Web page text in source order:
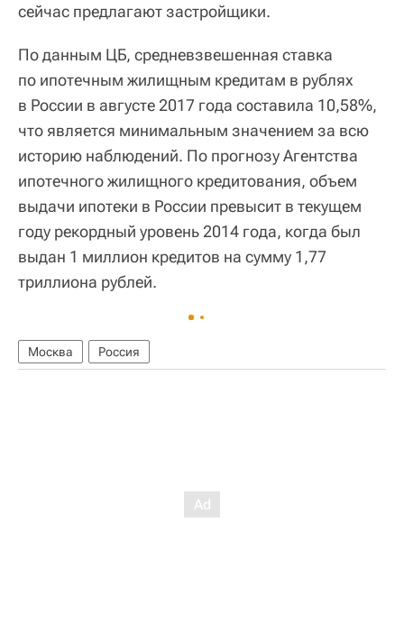
сейчас предлагают застройщики.
По данным ЦБ, средневзвешенная ставка
по ипотечным жилищным кредитам в рублях
в России в августе 2017 года составила 10,58%,
что является минимальным значением за всю
историю наблюдений. По прогнозу Агентства
ипотечного жилищного кредитования, объем
выдачи ипотеки в России превысит в текущем
году рекордный уровень 2014 года, когда был
выдан 1 миллион кредитов на сумму 1,77
триллиона рублей.
Москва Россия